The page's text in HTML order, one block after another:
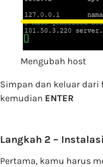
Mengubah host
Simpan dan keluar dari
kemudian ENTER
Langkah 2 –
Pertama, kamu harus